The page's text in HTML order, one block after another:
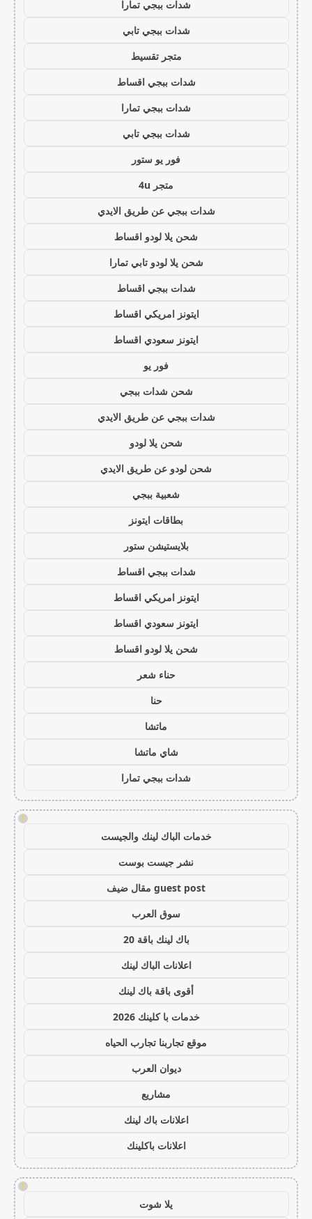
شدات ببجي تمارا
شدات ببجي تابي
متجر تقسيط
شدات ببجي اقساط
شدات ببجي تمارا
شدات ببجي تابي
فور يو ستور
متجر 4u
شدات ببجي عن طريق الايدي
شحن يلا لودو اقساط
شحن يلا لودو تابي تمارا
شدات ببجي اقساط
ايتونز امريكي اقساط
ايتونز سعودي اقساط
فور يو
شحن شدات ببجي
شدات ببجي عن طريق الايدي
شحن يلا لودو
شحن لودو عن طريق الايدي
شعبية ببجي
بطاقات ايتونز
بلايستيشن ستور
شدات ببجي اقساط
ايتونز امريكي اقساط
ايتونز سعودي اقساط
شحن يلا لودو اقساط
حناء شعر
حنا
ماتشا
شاي ماتشا
شدات ببجي تمارا
!
خدمات الباك لينك والجيست
نشر جيست بوست
guest post مقال ضيف
سوق العرب
باك لينك باقة 20
اعلانات الباك لينك
أقوى باقة باك لينك
خدمات با كلينك 2026
موقع تجاربنا تجارب الحياه
ديوان العرب
مشاريع
اعلانات باك لينك
اعلانات باكلينك
!
يلا شوت